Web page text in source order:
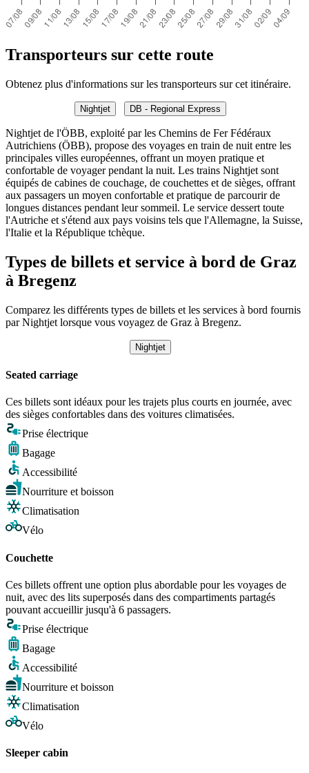
Transporteurs sur cette route
Obtenez plus d'informations sur les transporteurs sur cet itinéraire.
Nightjet DB - Regional Express
Nightjet de l'ÖBB, exploité par les Chemins de Fer Fédéraux
Autrichiens (ÖBB), propose des voyages en train de nuit entre les
principales villes européennes, offrant un moyen pratique et
confortable de voyager pendant la nuit. Les trains Nightjet sont
équipés de cabines de couchage, de couchettes et de sièges, offrant
aux passagers un moyen confortable et pratique de parcourir de
longues distances pendant leur sommeil. Le service dessert toute
l'Autriche et s'étend aux pays voisins tels que l'Allemagne, la Suisse,
l'Italie et la République tchèque.
Types de billets et service à bord de Graz
à Bregenz
Comparez les différents types de billets et les services à bord fournis
par Nightjet lorsque vous voyagez de Graz à Bregenz.
Nightjet
Seated carriage
Ces billets sont idéaux pour les trajets plus courts en journée, avec
des sièges confortables dans des voitures climatisées.
Prise électrique
Bagage
Accessibilité
Nourriture et boisson
Climatisation
Vélo
Couchette
Ces billets offrent une option plus abordable pour les voyages de
nuit, avec des lits superposés dans des compartiments partagés
pouvant accueillir jusqu'à 6 passagers.
Prise électrique
Bagage
Accessibilité
Nourriture et boisson
Climatisation
Vélo
Sleeper cabin